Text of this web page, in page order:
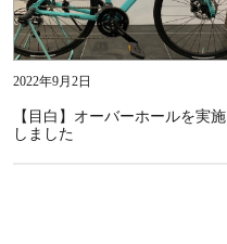
2022年9月2日
【目白】オーバーホールを実施
しました